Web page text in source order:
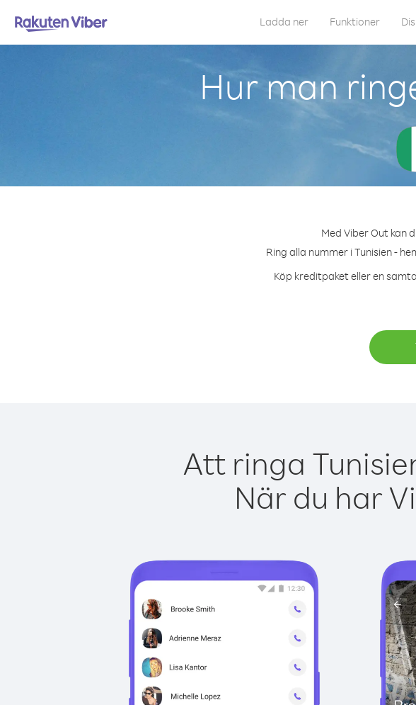
Ladda ner Funktioner
Hur man
Med Viber Out kan
Ring alla nummer i Tunisien -
Köp kreditpaket eller en
Att ringa
När du har